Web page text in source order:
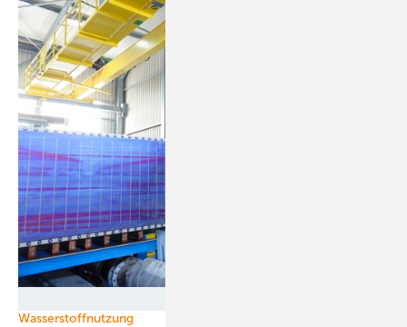
Wasserstoffnutzung